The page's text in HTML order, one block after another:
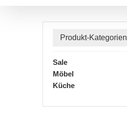
Produkt-Kategorien
Sale
Möbel
Küche